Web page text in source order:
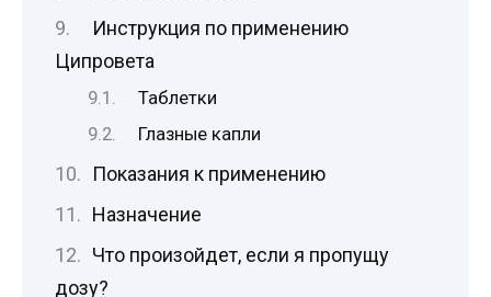
Инструкция по применению
Ципровета
Таблетки
Глазные капли
Показания к применению
Назначение
Что произойдет, если я пропущу
дозу?